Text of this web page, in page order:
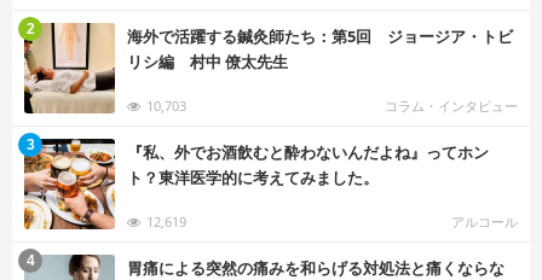
海外で活躍する鍼灸師たち：第5回 ジョージア・トビ
リシ編 村中 僚太先生
10,703 コラム・インタビュー
2
『私、外でお酒飲むと酔わないんだよね』ってホン
ト？東洋医学的に考えてみました。
12,619 アルコール
3
胃痛による突然の痛みを和らげる対処法と痛くならな
4